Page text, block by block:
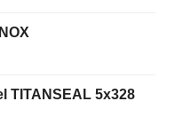
TITANSEAL 5x328